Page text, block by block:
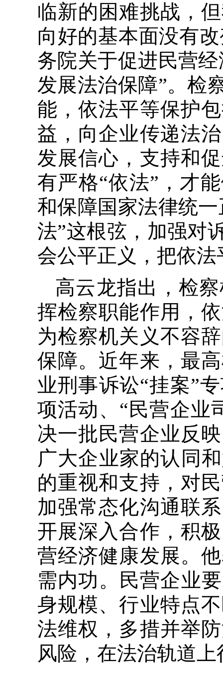
临新的困难挑战，
向好的基本面没有
务院关于促进民营
发展法治保障”。检
能，依法平等保护
益，向企业传递法
发展信心，支持和
有严格“依法”，才
和保障国家法律统
法”这根弦，加强对
会公平正义，把依
高云龙指出，检
挥检察职能作用，
为检察机关义不容
保障。近年来，最
业刑事诉讼“挂案”
项活动、“民营企业
决一批民营企业反
广大企业家的认同
的重视和支持，对
加强常态化沟通联
开展深入合作，积
营经济健康发展。
需内功。民营企业
身规模、行业特点
法维权，多措并举
风险，在法治轨道